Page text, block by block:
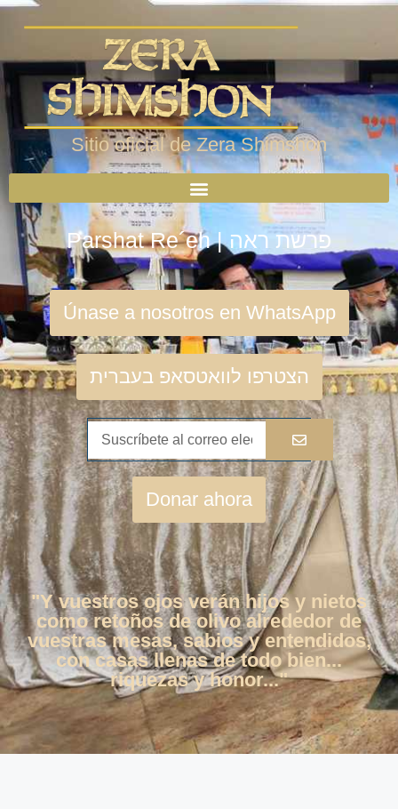
Sitio oficial de Zera Shimshon
Parshat Re´eh | פרשת ראה
Únase a nosotros en WhatsApp
הצטרפו לוואטסאפ בעברית
Donar ahora
"Y vuestros ojos verán hijos y nietos
como retoños de olivo alrededor de
vuestras mesas, sabios y entendidos,
con casas llenas de todo bien...
riquezas y honor..."